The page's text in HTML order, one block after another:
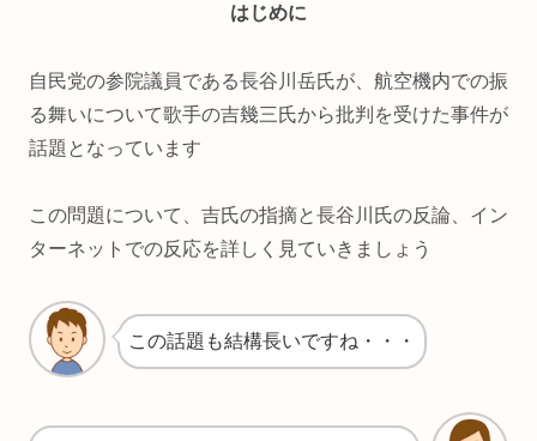
はじめに
自民党の参院議員である長谷川岳氏が、航空機内での振
る舞いについて歌手の吉幾三氏から批判を受けた事件が
話題となっています
この問題について、吉氏の指摘と長谷川氏の反論、イン
ターネットでの反応を詳しく見ていきましょう
この話題も結構長いですね・・・